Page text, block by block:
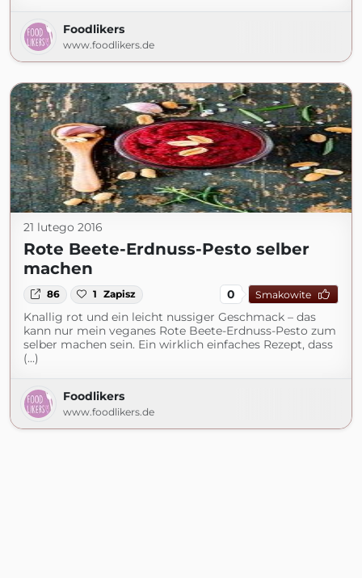
Foodlikers
www.foodlikers.de
21 lutego 2016
Rote Beete-Erdnuss-Pesto selber
machen
86 1 Zapisz 0 Smakowite
Knallig rot und ein leicht nussiger Geschmack – das
kann nur mein veganes Rote Beete-Erdnuss-Pesto zum
selber machen sein. Ein wirklich einfaches Rezept, dass
(...)
Foodlikers
www.foodlikers.de